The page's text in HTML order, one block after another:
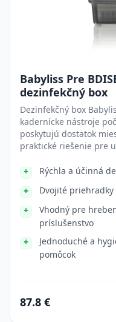
Babyliss Pre
dezinfekčný box
Dezinfekčný box
kadernícke nástroje
poskytujú dostatok
praktické riešenie pre
Rýchla a účinná
Dvojité
Vhodný pre
príslušenstvo
Jednoduché a
pomôcok
87.8 €